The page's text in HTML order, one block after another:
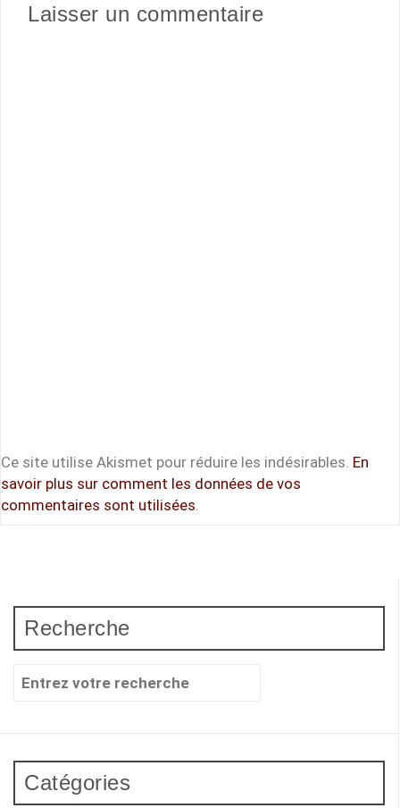
Laisser un commentaire
Ce site utilise Akismet pour réduire les indésirables. En
savoir plus sur comment les données de vos
commentaires sont utilisées
Recherche
Recherche
Catégories